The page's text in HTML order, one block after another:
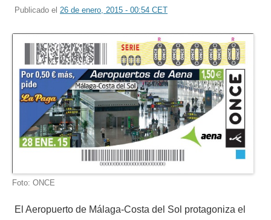
Publicado el 26 de enero, 2015 - 00:54 CET
Foto: ONCE
El Aeropuerto de Málaga-Costa del Sol protagoniza el